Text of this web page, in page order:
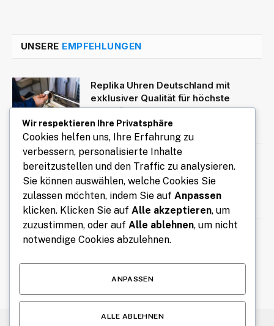
UNSERE EMPFEHLUNGEN
Replika Uhren Deutschland mit
exklusiver Qualität für höchste
Ansprüche
August 10, 2026
Coaching für Selbstbewusstsein
Wien: Selbstvertrauen stärken und
eigene Potenziale entfalten
Wäschewagen Hotel für effizienten
Wir respektieren Ihre Privatsphäre
Cookies helfen uns, Ihre Erfahrung zu
verbessern, personalisierte Inhalte
bereitzustellen und den Traffic zu analysieren.
Sie können auswählen, welche Cookies Sie
zulassen möchten, indem Sie auf Anpassen
klicken. Klicken Sie auf Alle akzeptieren, um
zuzustimmen, oder auf Alle ablehnen, um nicht
notwendige Cookies abzulehnen.
ANPASSEN
ALLE ABLEHNEN